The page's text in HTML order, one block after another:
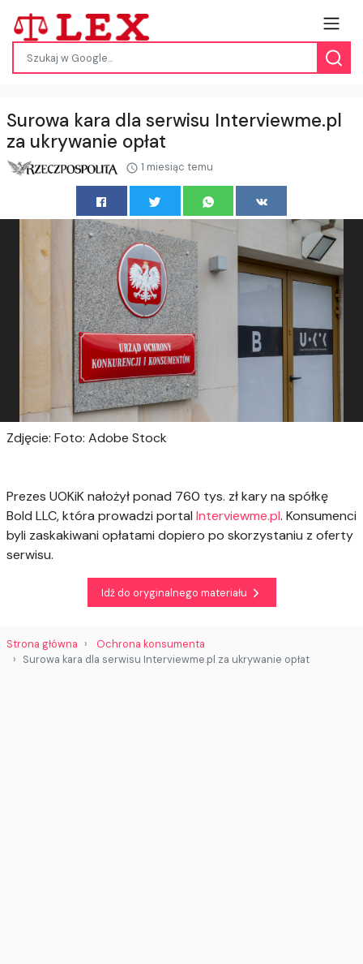
Surowa kara dla serwisu Interviewme.pl
za ukrywanie opłat
1 miesiąc temu
Zdjęcie: Foto: Adobe Stock
Prezes UOKiK nałożył ponad 760 tys. zł kary na spółkę
Bold LLC, która prowadzi portal Interviewme.pl. Konsumenci
byli zaskakiwani opłatami dopiero po skorzystaniu z oferty
serwisu.
Idź do oryginalnego materiału
Strona główna
Ochrona konsumenta
Surowa kara dla serwisu Interviewme.pl za ukrywanie opłat